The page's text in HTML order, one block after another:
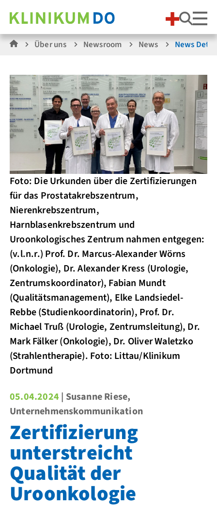
Über uns Newsroom News News
Foto: Die Urkunden über die Zertifizierungen
für das Prostatakrebszentrum,
Nierenkrebszentrum,
Harnblasenkrebszentrum und
Uroonkologisches Zentrum nahmen entgegen:
(v.l.n.r.) Prof. Dr. Marcus-Alexander Wörns
(Onkologie), Dr. Alexander Kress (Urologie,
Zentrumskoordinator), Fabian Mundt
(Qualitätsmanagement), Elke Landsiedel-
Rebbe (Studienkoordinatorin), Prof. Dr.
Michael Truß (Urologie, Zentrumsleitung), Dr.
Mark Fälker (Onkologie), Dr. Oliver Waletzko
(Strahlentherapie). Foto: Littau/Klinikum
Dortmund
05.04.2024 | Susanne Riese,
Unternehmenskommunikation
Zertifizierung
unterstreicht
Qualität der
Uroonkologie